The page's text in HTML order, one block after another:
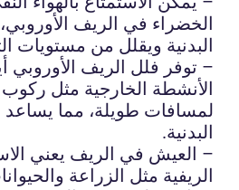
الخضراء في الريف
البدنية ويقلل من مستويات
– توفر فلل الريف الأوروبي
الأنشطة الخارجية مثل
لمسافات طويلة، مما يساعد
البدنية.
– العيش في الريف يعني
الريفية مثل الزراعة